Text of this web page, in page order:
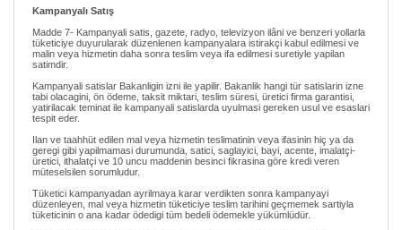
Kampanyalı Satış
Madde 7- Kampanyali satis, gazete, radyo, televizyon ilâni ve benzeri yollarla
tüketiciye duyurularak düzenlenen kampanyalara istirakçi kabul edilmesi ve
malin veya hizmetin daha sonra teslim veya ifa edilmesi suretiyle yapilan
satimdir.
Kampanyali satislar Bakanligin izni ile yapilir. Bakanlik hangi tür satislarin izne
tabi olacagini, ön ödeme, taksit miktari, teslim süresi, üretici firma garantisi,
yatirilacak teminat ile kampanyali satislarda uyulmasi gereken usul ve esaslari
tespit eder.
Ilan ve taahhüt edilen mal veya hizmetin teslimatinin veya ifasinin hiç ya da
geregi gibi yapilmamasi durumunda, satici, saglayici, bayi, acente, imalatçi-
üretici, ithalatçi ve 10 uncu maddenin besinci fikrasina göre kredi veren
müteselsilen sorumludur.
Tüketici kampanyadan ayrilmaya karar verdikten sonra kampanyayi
düzenleyen, mal veya hizmetin tüketiciye teslim tarihini geçmemek sartiyla
tüketicinin o ana kadar ödedigi tüm bedeli ödemekle yükümlüdür.